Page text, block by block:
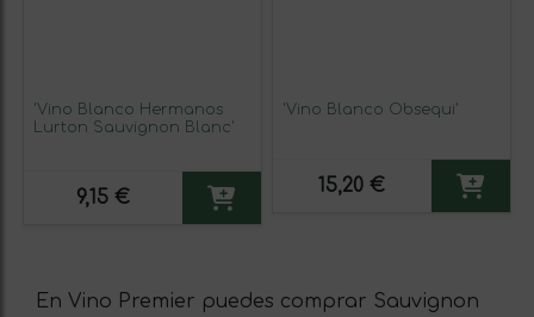
'Vino Blanco Hermanos
Lurton Sauvignon Blanc'
9,15 €
'Vino Blanco Obsequi'
15,20 €
En Vino Premier puedes comprar Sauvignon